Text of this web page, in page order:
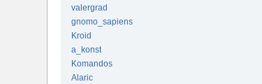
valergrad
gnomo_sapiens
Kroid
a_konst
Komandos
Alaric